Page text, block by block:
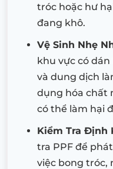
tróc hoặc hư
đang khô.
Vệ Sinh Nhẹ
khu vực có
và dung dịch
dụng hóa chất
có thể làm hại
Kiểm Tra Định
tra PPF để
việc bong tróc,